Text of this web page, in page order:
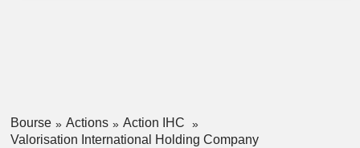
Bourse Actions
Action IHC
Valorisation International Holding Company